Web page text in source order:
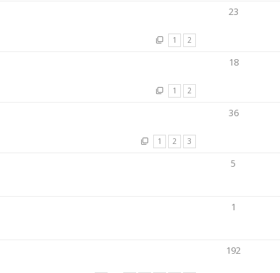
1 2
23
1 2
18
1 2 3
36
5
1
192